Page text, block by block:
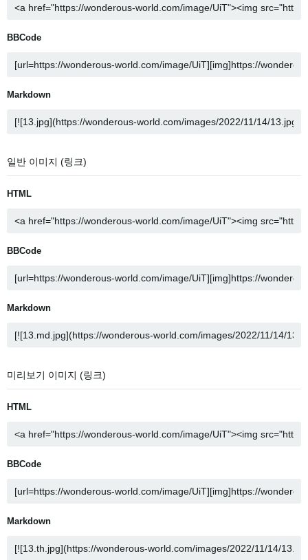
BBCode
Markdown
일반 이미지 (링크)
HTML
BBCode
Markdown
미리보기 이미지 (링크)
HTML
BBCode
Markdown